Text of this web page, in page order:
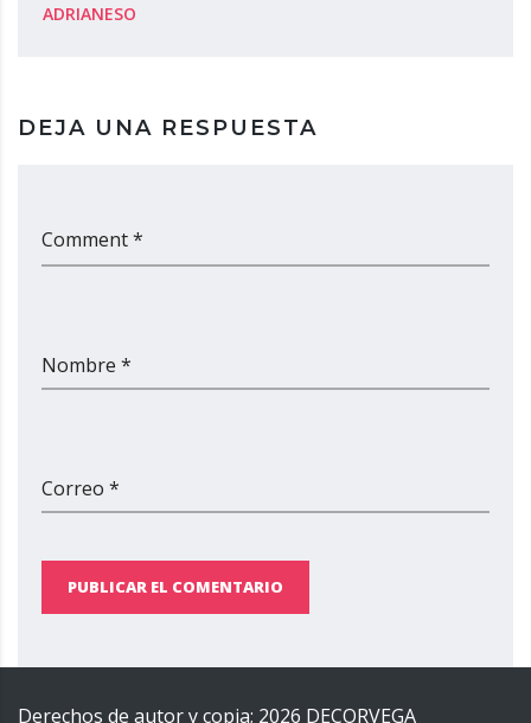
ADRIANESO
DEJA UNA RESPUESTA
Comment *
Nombre *
Correo *
PUBLICAR EL COMENTARIO
Derechos de autor y copia; 2026 DECORVEGA